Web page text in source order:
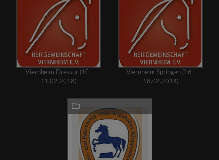
Viernheim Dressur (10-
11.02.2018)
Viernheim Springen (16 -
18.02.2018)